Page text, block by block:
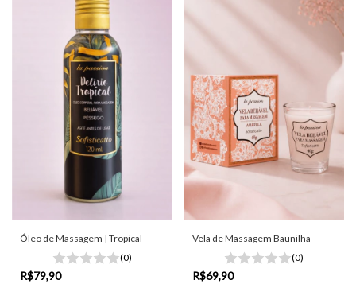
Óleo de Massagem | Tropical
(0)
R$79,90
Vela de Massagem Baunilha
(0)
R$69,90